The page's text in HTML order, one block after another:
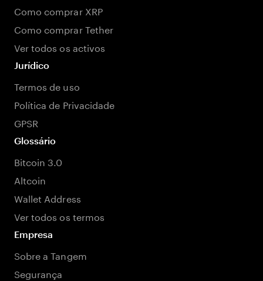
Como comprar XRP
Como comprar Tether
Ver todos os activos
Jurídico
Termos de uso
Política de Privacidade
GPSR
Glossário
Bitcoin 3.0
Altcoin
Wallet Address
Ver todos os termos
Empresa
Sobre a Tangem
Segurança